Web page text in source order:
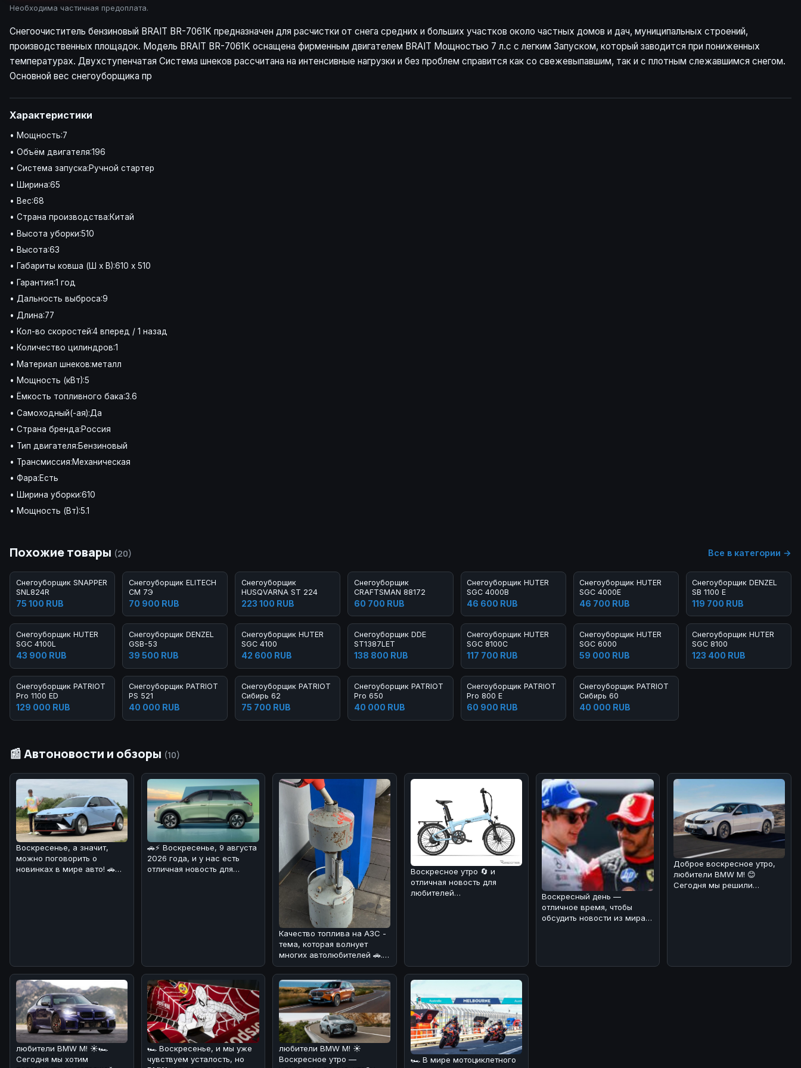
Необходима частичная предоплата.
Снегоочиститель бензиновый BRAIT BR-7061K предназначен для расчистки от снега средних и больших участков около частных домов и дач, муниципальных строений,
производственных площадок. Модель BRAIT BR-7061K оснащена фирменным двигателем BRAIT Мощностью 7 л.с с легким Запуском, который заводится при пониженных
температурах. Двухступенчатая Система шнеков рассчитана на интенсивные нагрузки и без проблем справится как со свежевыпавшим, так и с плотным слежавшимся снегом.
Основной вес снегоуборщика пр
Характеристики
• Мощность:7
• Объём двигателя:196
• Система запуска:Ручной стартер
• Ширина:65
• Вес:68
• Страна производства:Китай
• Высота уборки:510
• Высота:63
• Габариты ковша (Ш х В):610 х 510
• Гарантия:1 год
• Дальность выброса:9
• Длина:77
• Кол-во скоростей:4 вперед / 1 назад
• Количество цилиндров:1
• Материал шнеков:металл
• Мощность (кВт):5
• Ёмкость топливного бака:3.6
• Самоходный(-ая):Да
• Страна бренда:Россия
• Тип двигателя:Бензиновый
• Трансмиссия:Механическая
• Фара:Есть
• Ширина уборки:610
• Мощность (Вт):5.1
Похожие товары (20) Все в категории →
Снегоуборщик SNAPPER
SNL824R
75 100 RUB
Снегоуборщик ELITECH
СМ 7Э
70 900 RUB
Снегоуборщик
HUSQVARNA ST 224
223 100 RUB
Снегоуборщик
CRAFTSMAN 88172
60 700 RUB
Снегоуборщик HUTER
SGC 4000B
46 600 RUB
Снегоуборщик HUTER
SGC 4000E
46 700 RUB
Снегоуборщик DENZEL
SB 1100 E
119 700 RUB
Снегоуборщик HUTER
SGC 4100L
43 900 RUB
Снегоуборщик DENZEL
GSB-53
39 500 RUB
Снегоуборщик HUTER
SGC 4100
42 600 RUB
Снегоуборщик DDE
ST1387LET
138 800 RUB
Снегоуборщик HUTER
SGC 8100C
117 700 RUB
Снегоуборщик HUTER
SGC 6000
59 000 RUB
Снегоуборщик HUTER
SGC 8100
123 400 RUB
Снегоуборщик PATRIOT
Pro 1100 ED
129 000 RUB
Снегоуборщик PATRIOT
PS 521
40 000 RUB
Снегоуборщик PATRIOT
Сибирь 62
75 700 RUB
Снегоуборщик PATRIOT
Pro 650
40 000 RUB
Снегоуборщик PATRIOT
Pro 800 E
60 900 RUB
Снегоуборщик PATRIOT
Сибирь 60
40 000 RUB
📰 Автоновости и обзоры (10)
Воскресенье, а значит,
можно поговорить о
новинках в мире авто! 🚗
🚗⚡ Воскресенье, 9 августа
2026 года, и у нас есть
отличная новость для
Качество топлива на АЗС -
тема, которая волнует
многих автолюбителей 🚗.
Мы разобрались, как
обстоят
Воскресное утро 🔄 и
отличная новость для
любителей
Воскресный день —
отличное время, чтобы
обсудить новости из мира
Доброе воскресное утро,
любители BMW M! 😊
Сегодня мы решили
любители BMW M! ☀️🏎
Сегодня мы хотим
🏎 Воскресенье, и мы уже
чувствуем усталость, но
любители BMW M! ☀️
Воскресное утро —
🏎 В мире мотоциклетного